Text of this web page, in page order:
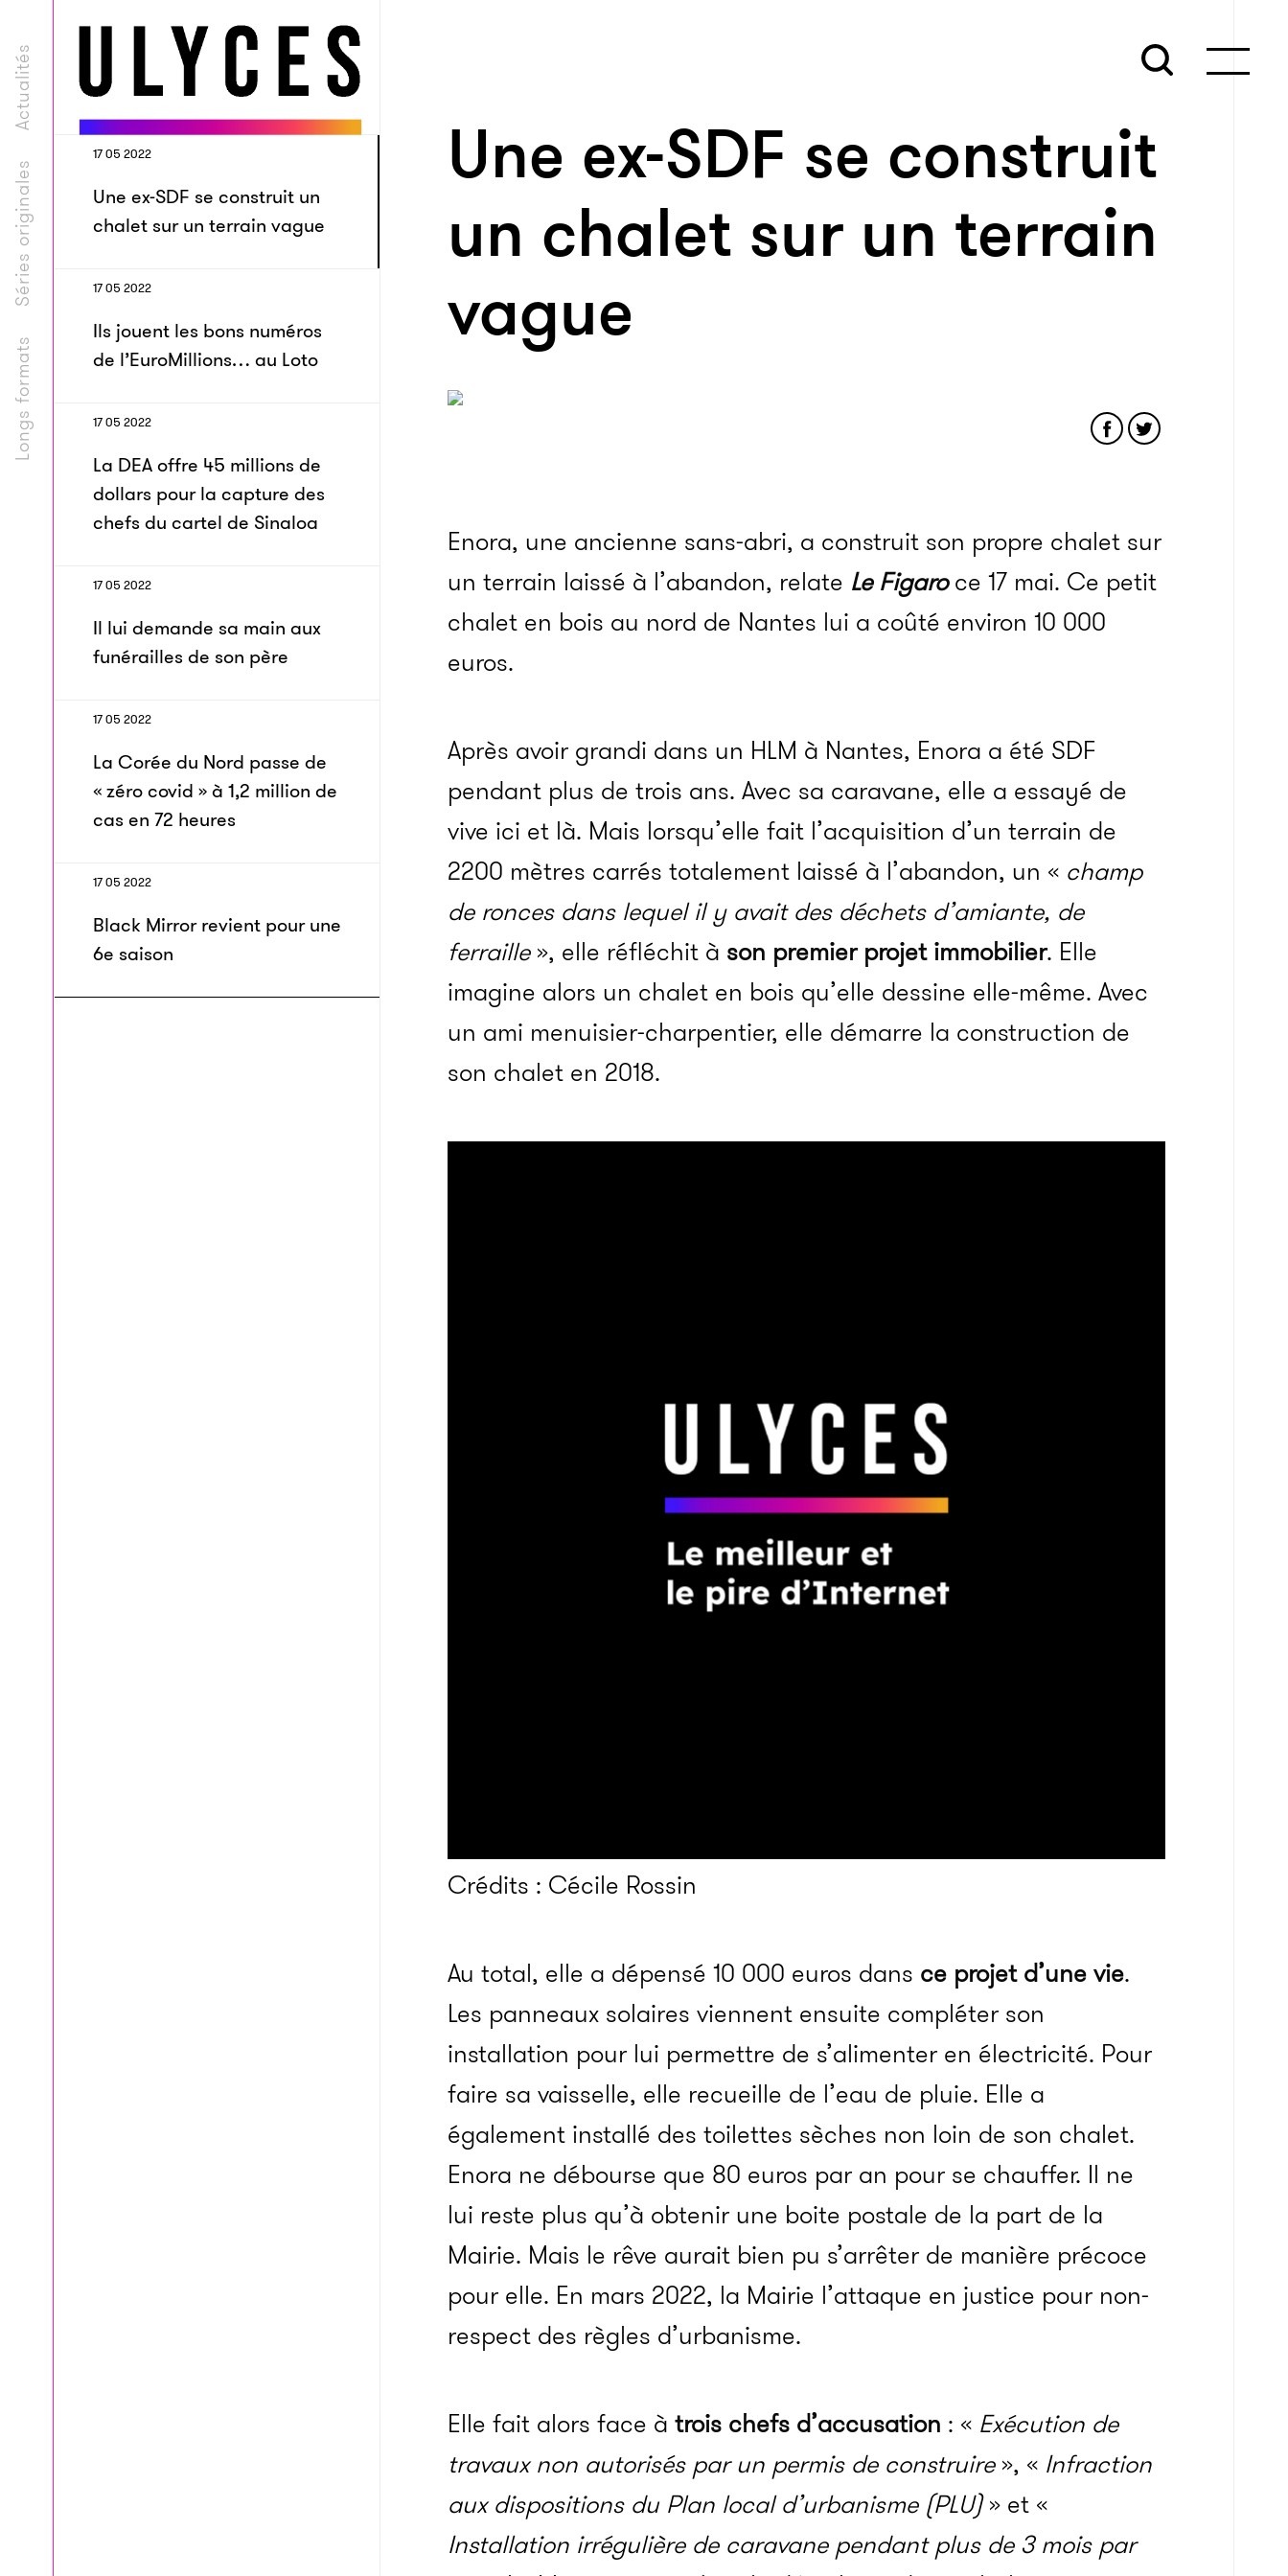
Longs formats
Séries originales
Actualités
17 05 2022
Une ex-SDF se construit un
chalet sur un terrain vague
17 05 2022
Ils jouent les bons numéros
de l’EuroMillions… au Loto
17 05 2022
La DEA offre 45 millions de
dollars pour la capture des
chefs du cartel de Sinaloa
17 05 2022
Il lui demande sa main aux
funérailles de son père
17 05 2022
La Corée du Nord passe de
« zéro covid » à 1,2 million de
cas en 72 heures
17 05 2022
Black Mirror revient pour une
6e saison
Une ex-SDF se construit
un chalet sur un terrain
vague
Enora, une ancienne sans-abri, a construit son propre chalet sur
un terrain laissé à l’abandon, relate Le Figaroce 17 mai. Ce petit
chalet en bois au nord de Nantes lui a coûté environ 10 000
euros.
Après avoir grandi dans un HLM à Nantes, Enora a été SDF
pendant plus de trois ans. Avec sa caravane, elle a essayé de
vive ici et là. Mais lorsqu’elle fait l’acquisition d’un terrain de
2200 mètres carrés totalement laissé à l’abandon, un « champ
de ronces dans lequel il y avait des déchets d’amiante, de
ferraille», elle réfléchit à son premier projet immobilier. Elle
imagine alors un chalet en bois qu’elle dessine elle-même. Avec
un ami menuisier-charpentier, elle démarre la construction de
son chalet en 2018.
Crédits : Cécile Rossin
Au total, elle a dépensé 10 000 euros dans ce projet d’une vie.
Les panneaux solaires viennent ensuite compléter son
installation pour lui permettre de s’alimenter en électricité. Pour
faire sa vaisselle, elle recueille de l’eau de pluie. Elle a
également installé des toilettes sèches non loin de son chalet.
Enora ne débourse que 80 euros par an pour se chauffer. Il ne
lui reste plus qu’à obtenir une boite postale de la part de la
Mairie. Mais le rêve aurait bien pu s’arrêter de manière précoce
pour elle. En mars 2022, la Mairie l’attaque en justice pour non-
respect des règles d’urbanisme.
Elle fait alors face à trois chefs d’accusation : « Exécution de
travaux non autorisés par un permis de construire», « Infraction
aux dispositions du Plan local d’urbanisme (PLU)» et «
Installation irrégulière de caravane pendant plus de 3 mois par